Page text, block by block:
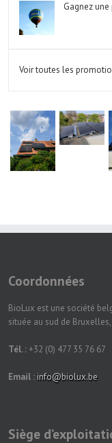
Gagnez
Voir toutes les
Coordonnées
BioLux est une société
située au sud de
Tél. :+32 (0) 477 35 76 67
Email : info@biolux.be
Siège